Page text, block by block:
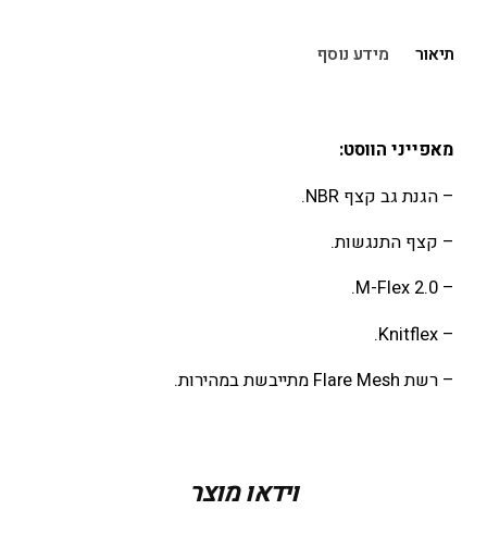
תיאור מידע נוסף
מאפייני הווסט:
– הגנת גב קצף NBR.
– קצף התנגשות.
– M-Flex 2.0.
– Knitflex.
– רשת Flare Mesh מתייבשת במהירות.
Black
וידאו מוצר